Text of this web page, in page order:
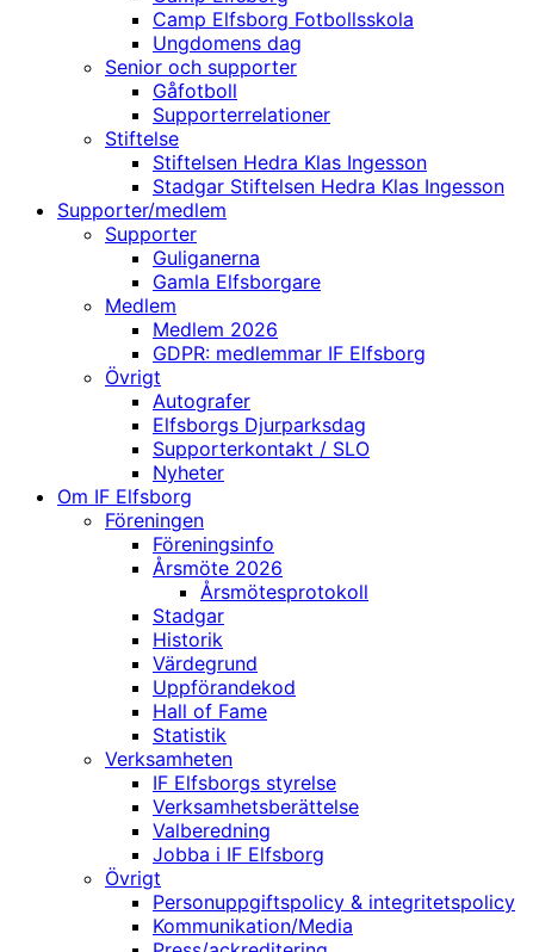
Camp Elfsborg Fotbollsskola
Ungdomens dag
Senior och supporter
Gåfotboll
Supporterrelationer
Stiftelse
Stiftelsen Hedra Klas Ingesson
Stadgar Stiftelsen Hedra Klas Ingesson
Supporter/medlem
Supporter
Guliganerna
Gamla Elfsborgare
Medlem
Medlem 2026
GDPR: medlemmar IF Elfsborg
Övrigt
Autografer
Elfsborgs Djurparksdag
Supporterkontakt / SLO
Nyheter
Om IF Elfsborg
Föreningen
Föreningsinfo
Årsmöte 2026
Årsmötesprotokoll
Stadgar
Historik
Värdegrund
Uppförandekod
Hall of Fame
Statistik
Verksamheten
IF Elfsborgs styrelse
Verksamhetsberättelse
Valberedning
Jobba i IF Elfsborg
Övrigt
Personuppgiftspolicy & integritetspolicy
Kommunikation/Media